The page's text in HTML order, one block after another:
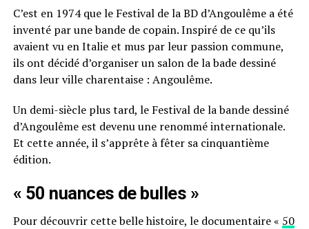
C’est en 1974 que le Festival de la BD d’Angoulême a été
inventé par une bande de copain. Inspiré de ce qu’ils
avaient vu en Italie et mus par leur passion commune,
ils ont décidé d’organiser un salon de la bade dessiné
dans leur ville charentaise : Angoulême.
Un demi-siècle plus tard, le Festival de la bande dessiné
d’Angoulême est devenu une renommé internationale.
Et cette année, il s’apprête à fêter sa cinquantième
édition.
« 50 nuances de bulles »
Pour découvrir cette belle histoire, le documentaire « 50